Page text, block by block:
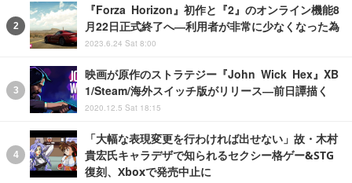
『Forza Horizon』初作と『2』のオンライン機能8
月22日正式終了へ―利用者が非常に少なくなった為
2023.6.24 Sat 8:00
映画が原作のストラテジー『John Wick Hex』XB
1/Steam/海外スイッチ版がリリース―前日譚描く
2020.12.5 Sat 18:15
「大幅な表現変更を行わければ出せない」故・木村
貴宏氏キャラデザで知られるセクシー格ゲー&STG
復刻、Xboxで発売中止に